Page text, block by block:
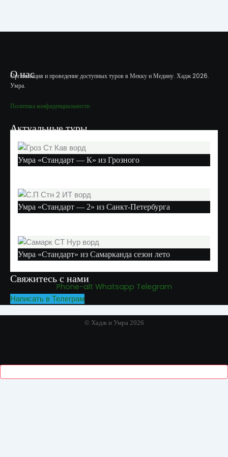
О нас
Организация и проведение доступных туров в Мекку и Медину. Хадж 2026.
Умра.
Политика конфиденциальности
Актуальные туры
Умра «Стандарт — К» из Грозного
Умра «Стандарт — 2» из Санкт-Петербурга
Умра «Стандарт» из Самарканда сезон лето
Свяжитесь с нами
Phone-alt Whatsapp Telegram
Написать в Телеграм
© Хадж и Умра 2026